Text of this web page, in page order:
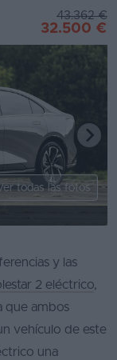
43.362 €
32.500 €
todas las fotos
y las
2 eléctrico,
que ambos
vehículo de este
una